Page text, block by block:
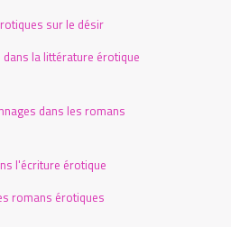
sur le désir
la littérature érotique
dans les romans
l'écriture érotique
romans érotiques